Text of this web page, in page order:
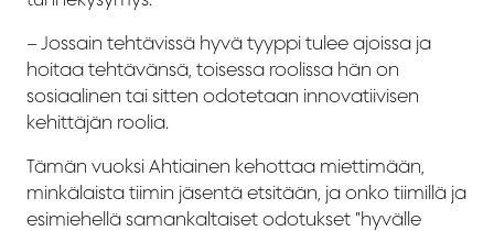
– Jossain tehtävissä hyvä tyyppi tulee ajoissa ja
hoitaa tehtävänsä, toisessa roolissa hän on
sosiaalinen tai sitten odotetaan innovatiivisen
kehittäjän roolia.
Tämän vuoksi Ahtiainen kehottaa miettimään,
minkälaista tiimin jäsentä etsitään, ja onko tiimillä ja
esimiehellä samankaltaiset odotukset ”hyvälle